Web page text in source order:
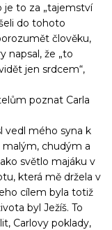
je to za „tajemství
do tohoto
člověku,
napsal, že „to
jen srdcem“,
poznat Carla
vedl mého syna k
chudým a
světlo majáku v
která mě držela v
cílem byla totiž
byl Ježíš. To
Carlovy poklady,